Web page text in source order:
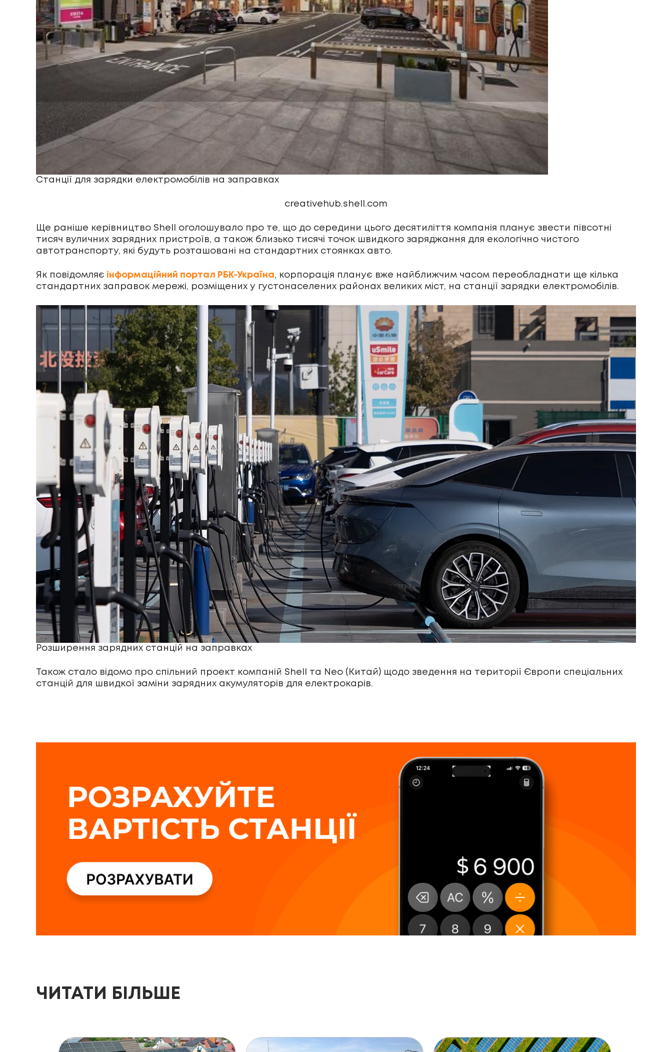
Станції для зарядки електромобілів на заправках
creativehub.shell.com
Ще раніше керівництво Shell оголошувало про те, що до середини цього десятиліття компанія планує звести півсотні
тисяч вуличних зарядних пристроїв, а також близько тисячі точок швидкого заряджання для екологічно чистого
автотранспорту, які будуть розташовані на стандартних стоянках авто.
Як повідомляє інформаційний портал РБК-Україна, корпорація планує вже найближчим часом переобладнати ще кілька
стандартних заправок мережі, розміщених у густонаселених районах великих міст, на станції зарядки електромобілів.
Розширення зарядних станцій на заправках
Також стало відомо про спільний проект компаній Shell та Neo (Китай) щодо зведення на території Європи спеціальних
станцій для швидкої заміни зарядних акумуляторів для електрокарів.
ЧИТАТИ БІЛЬШЕ